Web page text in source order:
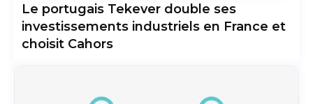
Le portugais Tekever double ses
investissements industriels en France et
choisit Cahors